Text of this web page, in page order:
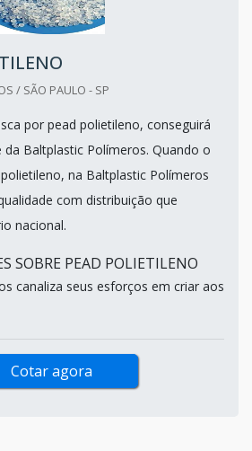
/ SÃO PAULO - SP
por pead polietileno, conseguirá
Baltplastic Polímeros. Quando o
na Baltplastic Polímeros
com distribuição que
nacional.
SOBRE PEAD POLIETILENO
canaliza seus esforços em criar aos
Cotar agora